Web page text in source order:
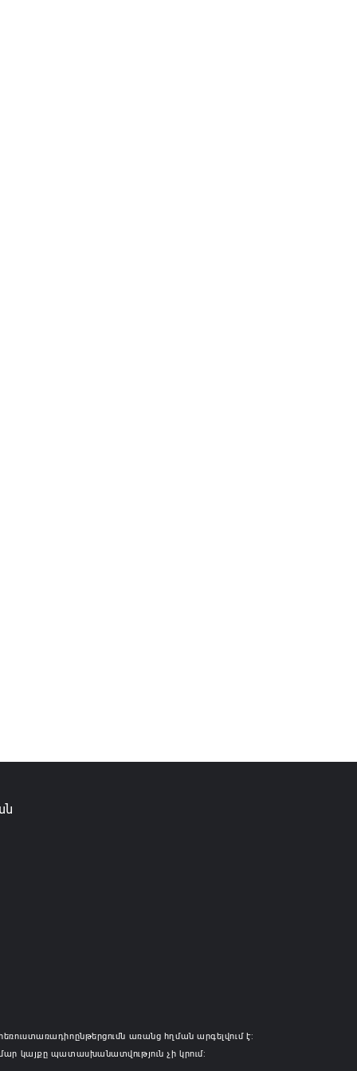
առանց հղման արգելվում է:
կայքը պատասխանատվություն չի կրում: